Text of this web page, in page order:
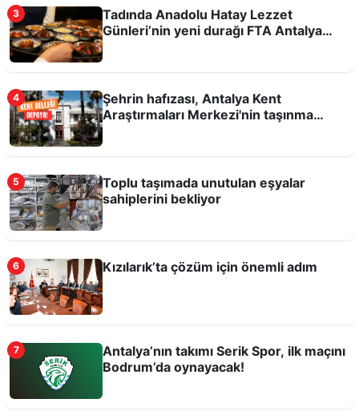
Bu şartlarda sporcu yetişmez!
Rüzgarı Bekleyen Antalyalılar
3
Tadında Anadolu Hatay Lezzet
Günleri’nin yeni durağı FTA Antalya
4
Şehrin hafızası, Antalya Kent
Araştırmaları Merkezi'nin taşınma
5
Toplu taşımada unutulan eşyalar
sahiplerini bekliyor
6 Kızılarık’ta çözüm için önemli adım
7
Antalya’nın takımı Serik Spor, ilk maçını
Bodrum’da oynayacak!